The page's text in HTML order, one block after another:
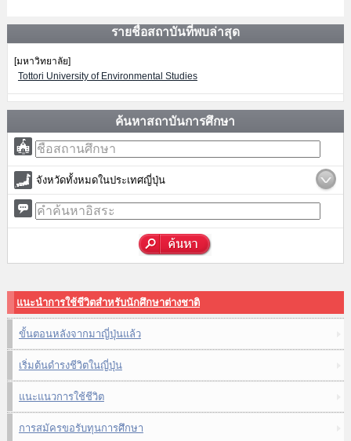
รายชื่อสถาบันที่พบล่าสุด
[มหาวิทยาลัย]
Tottori University of Environmental Studies
ค้นหาสถาบันการศึกษา
จังหวัดทั้งหมดในประเทศญี่ปุ่น
แนะนำการใช้ชีวิตสำหรับนักศึกษาต่างชาติ
ขั้นตอนหลังจากมาญี่ปุ่นแล้ว
เริ่มต้นดำรงชีวิตในญี่ปุ่น
แนะแนวการใช้ชีวิต
การสมัครขอรับทุนการศึกษา